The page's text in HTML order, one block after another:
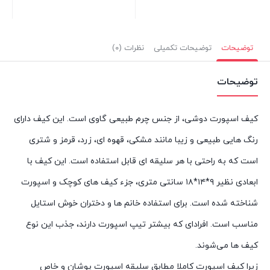
توضیحات توضیحات تکمیلی نظرات (۰)
توضیحات
کیف اسپورت دوشی، از جنس چرم طبیعی گاوی است. این کیف دارای
رنگ هایی طبیعی و زیبا مانند مشکی، قهوه ای، زرد، قرمز و شتری
است که به راحتی با هر سلیقه ای قابل استفاده است. این کیف با
ابعادی نظیر ۹*۱۴*۱۸ سانتی متری، جزء کیف های کوچک و اسپورت
شناخته شده است. برای استفاده خانم ها و دختران خوش استایل
مناسب است. افرادای که بیشتر تیپ اسپورت دارند، جذب این نوع
کیف ها می‌شوند.
زیرا کیف اسپورت کاملا مطابق سلیقه اسپورت پوشان و خاص